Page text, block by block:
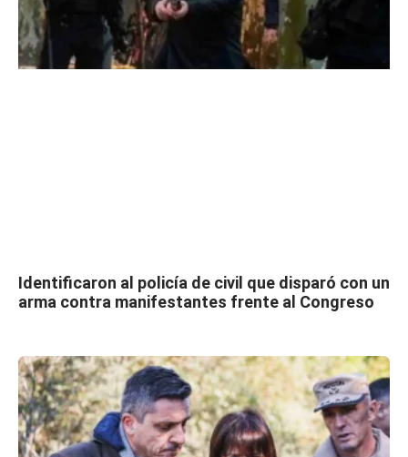
Identificaron al policía de civil que disparó con un
arma contra manifestantes frente al Congreso